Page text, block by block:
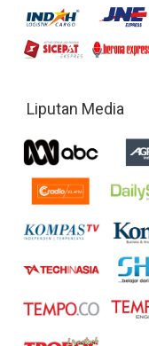
Liputan Media